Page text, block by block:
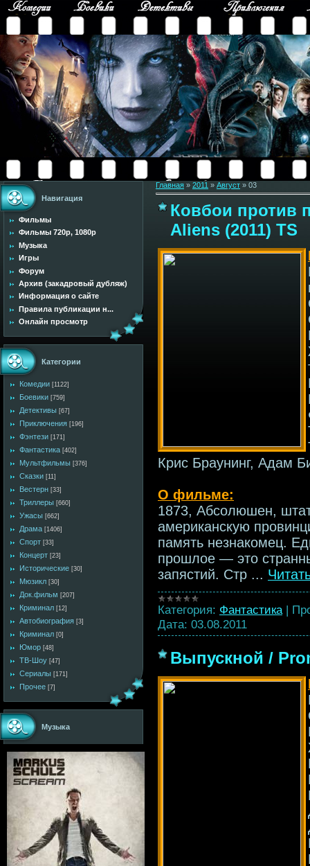
Навигация
Фильмы
Фильмы 720p, 1080p
Музыка
Игры
Форум
Архив (закадровый дубляж)
Информация о сайте
Правила публикации н...
Онлайн просмотр
Категории
Комедии [1122]
Боевики [759]
Детективы [67]
Приключения [196]
Фэнтези [171]
Фантастика [402]
Мультфильмы [376]
Сказки [11]
Вестерн [33]
Триллеры [660]
Ужасы [662]
Драма [1406]
Спорт [33]
Концерт [23]
Исторические [30]
Мюзикл [30]
Док.фильм [207]
Криминал [12]
Автобиография [3]
Криминал [0]
Юмор [48]
ТВ-Шоу [47]
Сериалы [171]
Прочее [7]
Музыка
Главная » 2011 » Август » 03
Ковбои против
Aliens (2011) TS
Крис Браунинг, Адам
О фильме:
1873, Абсолюшен,
американскую
память незнакомец.
прошлое — это
запястий. Стр ...
Категория: Фантастика |
Дата: 03.08.2011
Выпускной /